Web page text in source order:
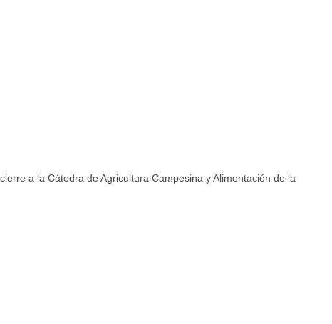
a la Cátedra de Agricultura Campesina y Alimentación de la